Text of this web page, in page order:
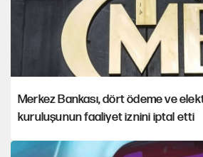
Merkez Bankası, dört ödeme ve
kuruluşunun faaliyet iznini iptal etti